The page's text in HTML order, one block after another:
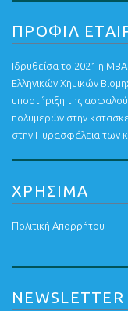
ΠΡΟΦΙΛ
Ιδρυθείσα το 2021 η
Ελληνικών Χημικών
υποστήριξη της
πολυμερών στην
στην Πυρασφάλεια των
ΧΡΗΣΙΜΑ
Πολιτική Απορρήτου
NEWSLETTER